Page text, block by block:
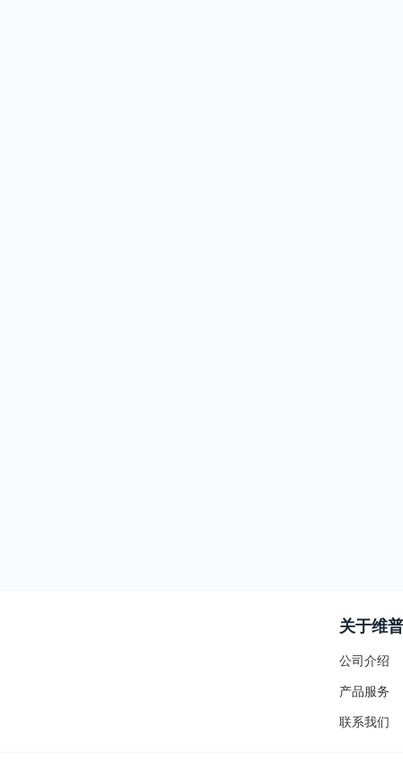
关于维普
公司介绍
产品服务
联系我们